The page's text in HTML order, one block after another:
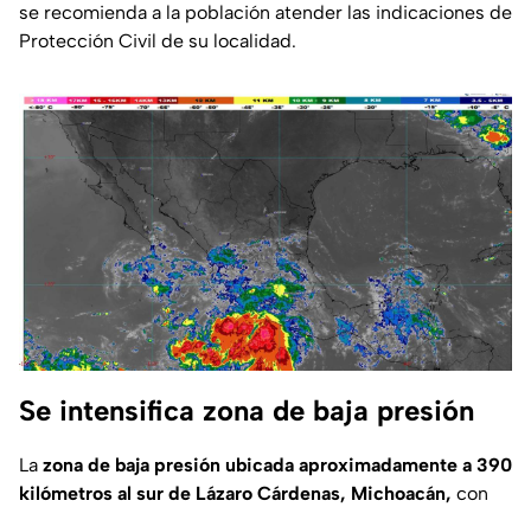
se recomienda a la población atender las indicaciones de
Protección Civil de su localidad.
Se intensifica zona de baja presión
La zona de baja presión ubicada aproximadamente a 390
kilómetros al sur de Lázaro Cárdenas, Michoacán, con